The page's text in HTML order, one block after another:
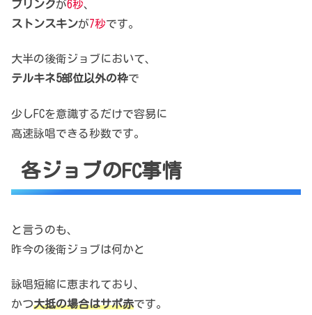
ブリンクが6秒、
ストンスキンが7秒です。
大半の後衛ジョブにおいて、
テルキネ5部位以外の枠で
少しFCを意識するだけで容易に
高速詠唱できる秒数です。
各ジョブのFC事情
と言うのも、
昨今の後衛ジョブは何かと
詠唱短縮に恵まれており、
かつ大抵の場合はサポ赤です。